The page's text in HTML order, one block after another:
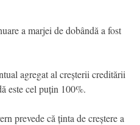
a marjei de dobândă a fost
agregat al creșterii creditării
este cel puțin 100%.
prevede că ținta de creștere a